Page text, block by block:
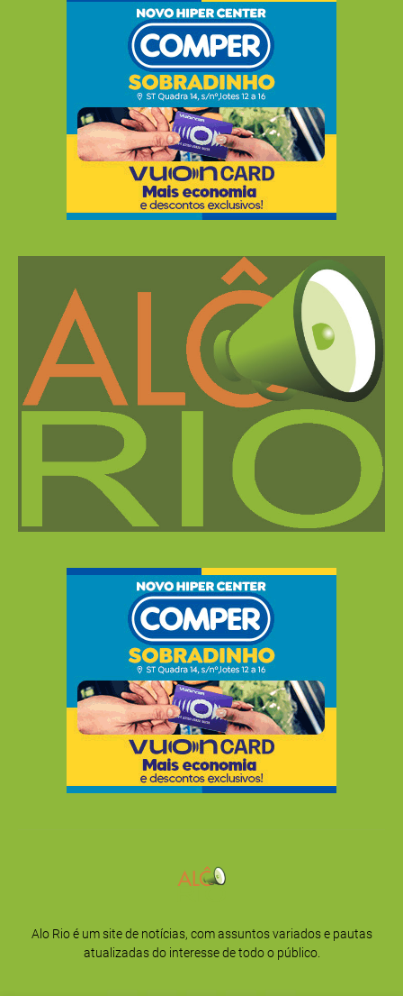
Alo Rio é um site de notícias, com assuntos variados e pautas
atualizadas do interesse de todo o público.